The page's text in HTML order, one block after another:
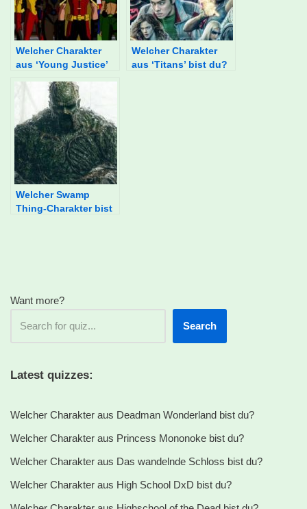
Welcher Charakter
aus ‘Young Justice’
Welcher Charakter
aus ‘Titans’ bist du?
Welcher Swamp
Thing-Charakter bist
Want more?
Search
Latest quizzes:
Welcher Charakter aus Deadman Wonderland bist du?
Welcher Charakter aus Princess Mononoke bist du?
Welcher Charakter aus Das wandelnde Schloss bist du?
Welcher Charakter aus High School DxD bist du?